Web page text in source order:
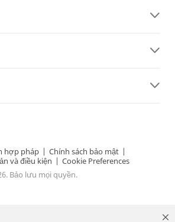
hợp pháp | Chính sách bảo mật |
và điều kiện | Cookie Preferences
Bảo lưu mọi quyền.